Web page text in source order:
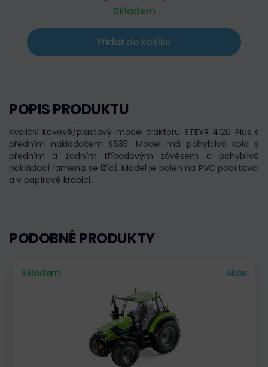
Skladem
Přidat do košíku
POPIS PRODUKTU
Kvalitní kovově/plastový model traktoru STEYR 4120 Plus s
předním nakladačem S635. Model má pohyblivá kola s
předním a zadním tříbodovým závěsem a pohyblivá
nakládací ramena se lžící. Model je balen na PVC podstavci
a v papírové krabici.
PODOBNÉ PRODUKTY
Skladem Akce